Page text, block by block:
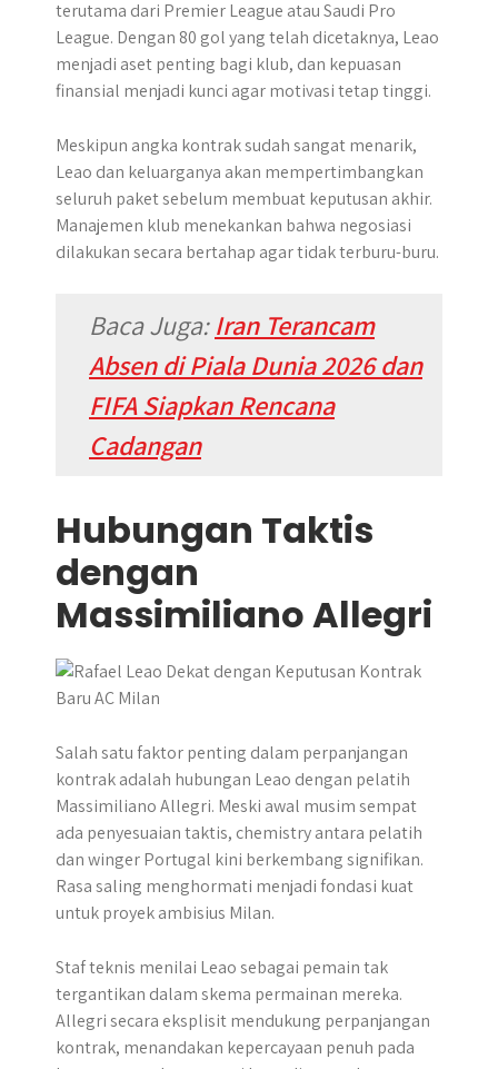
terutama dari Premier League atau Saudi Pro
League. Dengan 80 gol yang telah dicetaknya, Leao
menjadi aset penting bagi klub, dan kepuasan
finansial menjadi kunci agar motivasi tetap tinggi.
Meskipun angka kontrak sudah sangat menarik,
Leao dan keluarganya akan mempertimbangkan
seluruh paket sebelum membuat keputusan akhir.
Manajemen klub menekankan bahwa negosiasi
dilakukan secara bertahap agar tidak terburu-buru.
Baca Juga:Iran Terancam
Absen di Piala Dunia 2026 dan
FIFA Siapkan Rencana
Cadangan
Hubungan Taktis
dengan
Massimiliano Allegri
Salah satu faktor penting dalam perpanjangan
kontrak adalah hubungan Leao dengan pelatih
Massimiliano Allegri. Meski awal musim sempat
ada penyesuaian taktis, chemistry antara pelatih
dan winger Portugal kini berkembang signifikan.
Rasa saling menghormati menjadi fondasi kuat
untuk proyek ambisius Milan.
Staf teknis menilai Leao sebagai pemain tak
tergantikan dalam skema permainan mereka.
Allegri secara eksplisit mendukung perpanjangan
kontrak, menandakan kepercayaan penuh pada